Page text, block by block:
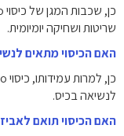
שריטות ושחיקה יומיומית.
האם הכיסוי מתאים
לנשיאה בכיס.
האם הכיסוי תואם